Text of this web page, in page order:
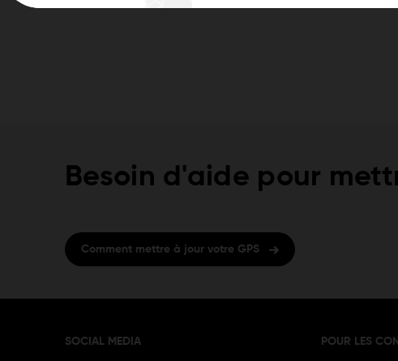
Besoin d'aide pour
Comment mettre à jour votre GPS
SOCIAL MEDIA POUR LES